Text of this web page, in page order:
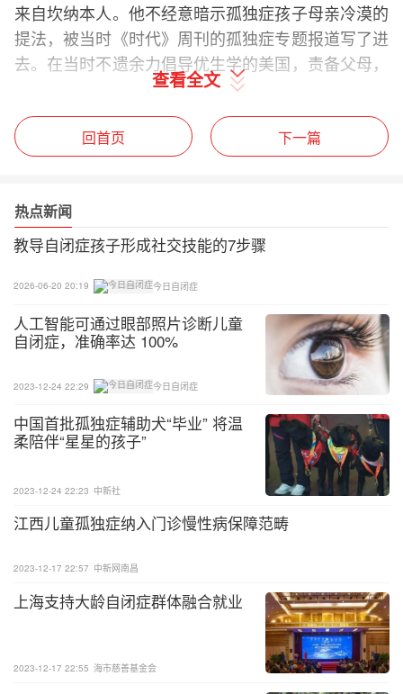
来自坎纳本人。他不经意暗示孤独症孩子母亲冷漠的
提法，被当时《时代》周刊的孤独症专题报道写了进
去。在当时不遗余力倡导优生学的美国，责备父母，
尤其是责备母亲，似乎能引起更广泛的社会关注与共
鸣。
《InaDifferentKey》的作者JohnDonvan（2016）提
天性的信念，而是退缩了。自那时起，“冰箱母亲的
神话在世界上流传开来”。
不过，到1969年，在美国孤独症儿童家长大会一次
演讲中，坎纳说：“在此，我正式宣布你们作为父母
无过。”但在他1979年版的教科书《儿童精神病学》
中又指出，儿童精神分裂症（那个年代同于孤独症的
名词，坎纳认为先患孤独症，再转发为精神分裂症）
的发生与父母态度的关系比遗传背景更密切相关。坎
纳的观点似乎在犹豫不决中徘徊。
“冰箱母亲”理论变得声名狼藉，则是与美国的布鲁诺.
贝特尔海姆（BrunoBettelheim）1967年出版一本关
于孤独症的专著：《空心堡垒：婴儿孤独症和自我的
的养育冷漠有关，将“冰箱母亲”理论推至顶峰。
贝氏在该书中将孤独症比作集中营里的囚犯，囚犯的
困境与导致儿童孤独症和精神分裂症的区别在于，儿
童没获得发展出个性与自我的机会（见前文：母亲的
查看全文
回首页 下一篇
热点新闻
教导自闭症孩子形成社交技能的7步骤
2026-06-20 20:19 今日自闭症
人工智能可通过眼部照片诊断儿童
自闭症，准确率达 100%
2023-12-24 22:29 今日自闭症
中国首批孤独症辅助犬“毕业” 将温
柔陪伴“星星的孩子”
2023-12-24 22:23 中新社
江西儿童孤独症纳入门诊慢性病保障范畴
2023-12-17 22:57 中新网南昌
上海支持大龄自闭症群体融合就业
2023-12-17 22:55 海市慈善基金会